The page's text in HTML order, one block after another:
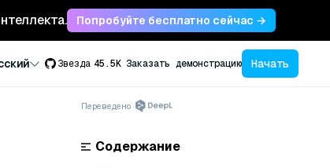
Попробуйте бесплатно сейчас →
Звезда 45.5K Заказать демонстрацию Начать
Переведено
Содержание